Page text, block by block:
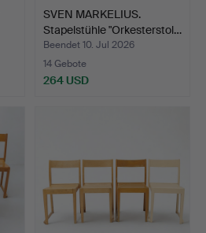
SVEN MARKELIUS.
Stapelstühle "Orkesterstol…
Beendet 10. Jul 2026
14 Gebote
264 USD